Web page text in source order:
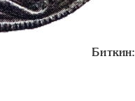
Биткин: